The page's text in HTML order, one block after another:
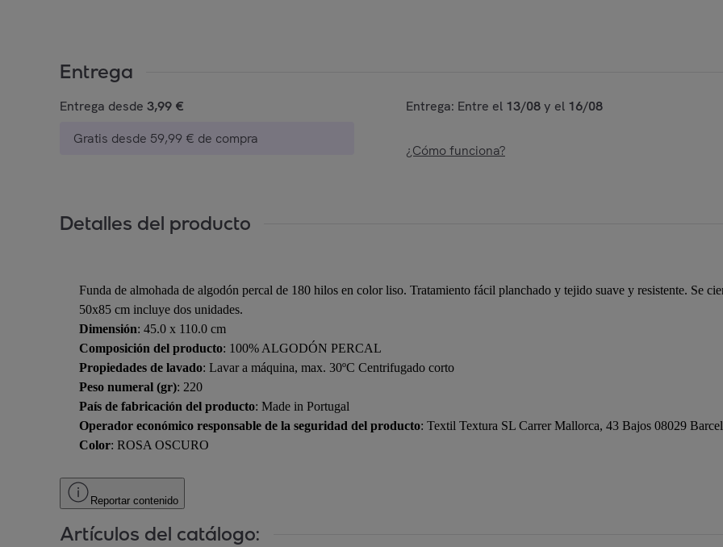
Entrega
Entrega desde 3,99 €
Gratis desde 59,99 € de compra
Entrega: Entre el 13/08y el 16/08
¿Cómo funciona?
Detalles del producto
Funda de almohada de algodón percal de 180 hilos en color liso. Tratamiento fácil planchado y tejido suave y resistente. Se
50x85 cm incluye dos unidades.
Dimensión: 45.0 x 110.0 cm
Composición del producto: 100% ALGODÓN PERCAL
Propiedades de lavado: Lavar a máquina, max. 30ºC Centrifugado corto
Peso numeral (gr): 220
País de fabricación del producto: Made in Portugal
Operador económico responsable de la seguridad del producto: Textil Textura SL Carrer Mallorca, 43 Bajos 08029
Color: ROSA OSCURO
Reportar contenido
Artículos del catálogo: